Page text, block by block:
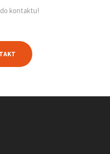
kontaktu!